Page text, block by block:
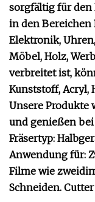
sorgfältig für den
in den Bereichen
Elektronik,
Möbel, Holz,
verbreitet ist,
Kunststoff, Acryl,
Unsere Produkte
und genießen
Fräsertyp:
Anwendung für:
Filme wie
Schneiden.